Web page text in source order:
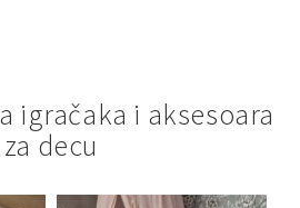
igračaka i aksesoara
za decu